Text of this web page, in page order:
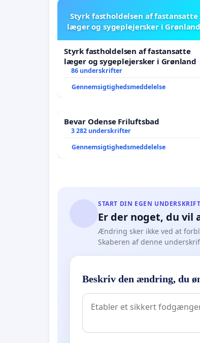
Styrk fastholdelsen af fastansatte
læger og sygeplejersker i Grønland
Styrk fastholdelsen af fastansatte
læger og sygeplejersker i Grønland
86 underskrifter
Gennemsigtighedsmeddelelse
Bevar Odense Friluftsbad
3 282 underskrifter
Gennemsigtighedsmeddelelse
START DIN EGEN
Er der noget, du vil
Ændring sker ikke ved at
Skaberen af denne
Beskriv den ændring, du